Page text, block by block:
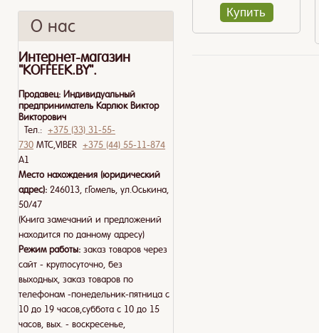
О нас
Интернет-магазин
"KOFFEEK.BY".
Продавец: Индивидуальный
предприниматель Карлюк Виктор
Викторович
Тел.: +375 (33) 31-55-
730 МТС,VIBER +375 (44) 55-11-874
A1
Место нахождения (юридический
адрес): 246013, г.Гомель, ул.Оськина,
50/47
(Книга замечаний и предложений
находится по данному адресу)
Режим работы: заказ товаров через
сайт - круглосуточно, без
выходных, заказ товаров по
телефонам -понедельник-пятница с
10 до 19 часов,суббота с 10 до 15
часов, вых. - воскресенье,
Купить